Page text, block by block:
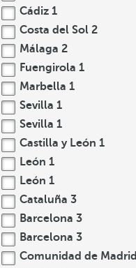
Cádiz 1
Costa del Sol 2
Málaga 2
Fuengirola 1
Marbella 1
Sevilla 1
Sevilla 1
Castilla y León 1
León 1
León 1
Cataluña 3
Barcelona 3
Barcelona 3
Comunidad de Madrid